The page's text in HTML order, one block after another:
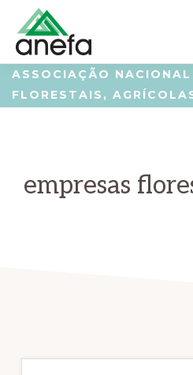
main
content
Saltar
para
a
barra
ANEFA
Associação
Nacional
Florestais,
ASSOCIAÇÃO NACIONAL
FLORESTAIS,
empresas